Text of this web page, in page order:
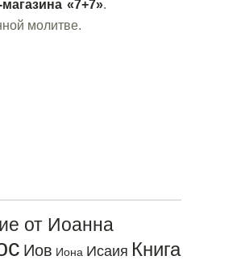
«7+7».
молитве.
от Иоанна
Иов Иона Исаия Книга